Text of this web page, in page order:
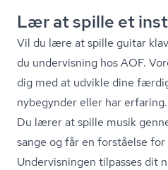
Lær at spille et
Vil du lære at spille guitar
du undervisning hos AOF.
dig med at udvikle dine
nybegynder eller har erfaring.
Du lærer at spille musik
sange og får en forståelse
Undervisningen tilpasses dit